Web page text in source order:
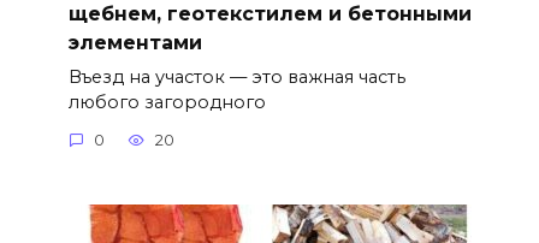
щебнем, геотекстилем и бетонными
элементами
Въезд на участок — это важная часть
любого загородного
0 20